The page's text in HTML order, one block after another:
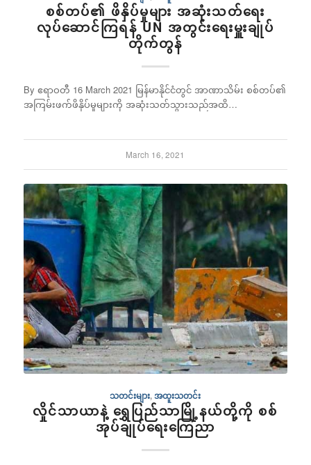
စစ်တပ်၏ ဖိနှိပ်မှုများ အဆုံးသတ်ရေး
လုပ်ဆောင်ကြရန် UN အတွင်းရေးမှူးချုပ်
တိုက်တွန်
By ဧရာဝတီ 16 March 2021 မြန်မာနိုင်ငံတွင် အာဏာသိမ်း စစ်တပ်၏
အကြမ်းဖက်ဖိနှိပ်မှုများကို အဆုံးသတ်သွားသည်အထိ…
March 16, 2021
သတင်းများ,အထူးသတင်း
လှိုင်သာယာနဲ့ ရွှေပြည်သာမြို့နယ်တို့ကို စစ်
အုပ်ချုပ်ရေးကြေညာ